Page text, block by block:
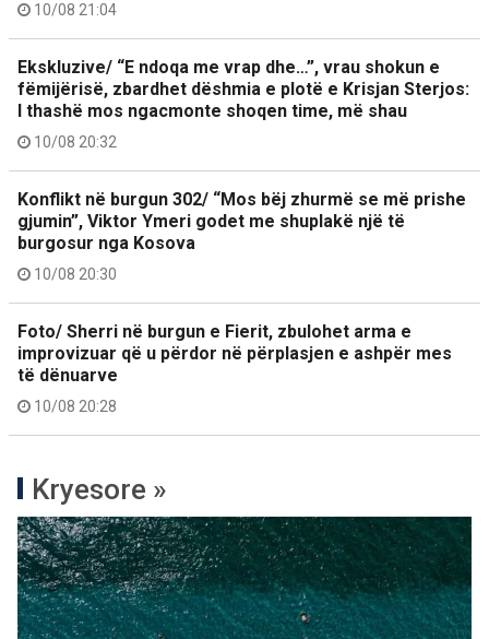
10/08 21:04
Ekskluzive/ “E ndoqa me vrap dhe…”, vrau shokun e
fëmijërisë, zbardhet dëshmia e plotë e Krisjan Sterjos:
I thashë mos ngacmonte shoqen time, më shau
10/08 20:32
Konflikt në burgun 302/ “Mos bëj zhurmë se më prishe
gjumin”, Viktor Ymeri godet me shuplakë një të
burgosur nga Kosova
10/08 20:30
Foto/ Sherri në burgun e Fierit, zbulohet arma e
improvizuar që u përdor në përplasjen e ashpër mes
të dënuarve
10/08 20:28
Kryesore »